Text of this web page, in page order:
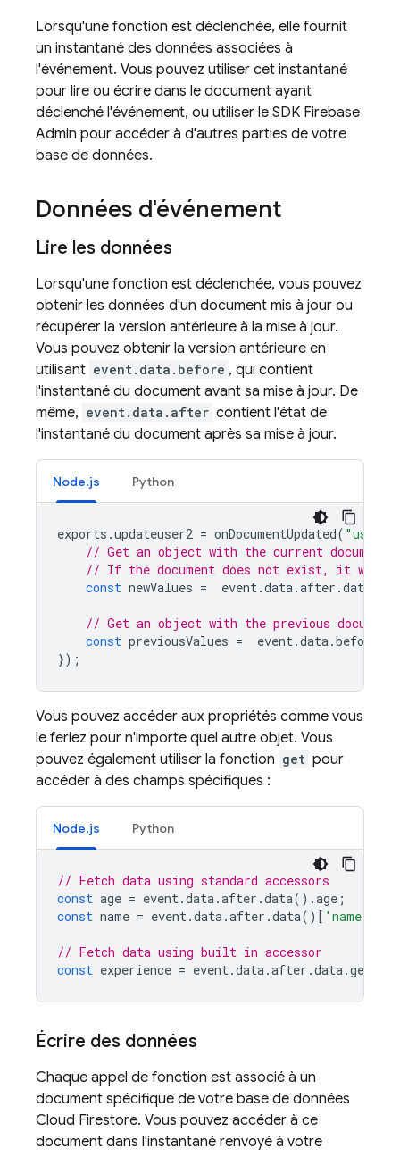
Lorsqu'une fonction est déclenchée, elle fournit
un instantané des données associées à
l'événement. Vous pouvez utiliser cet instantané
pour lire ou écrire dans le document ayant
déclenché l'événement, ou utiliser le SDK Firebase
Admin pour accéder à d'autres parties de votre
base de données.
Données d'événement
Lire les données
Lorsqu'une fonction est déclenchée, vous pouvez
obtenir les données d'un document mis à jour ou
récupérer la version antérieure à la mise à jour.
Vous pouvez obtenir la version antérieure en
utilisant event.data.before , qui contient
l'instantané du document avant sa mise à jour. De
même, event.data.after contient l'état de
l'instantané du document après sa mise à jour.
Node.js Python
exports .updateuser2 = onDocumentUpdated(
// Get an object with the current document
// If the document does not exist, it was
const newValues = event.data.after .data
// Get an object with the previous document
const previousValues = event.data.before
});
Vous pouvez accéder aux propriétés comme vous
le feriez pour n'importe quel autre objet. Vous
pouvez également utiliser la fonction get pour
accéder à des champs spécifiques :
Node.js Python
// Fetch data using standard accessors
const age = event.data.after .data().age ;
const name = event.data.after .data()[ 'name'
// Fetch data using built in accessor
const experience = event.data.after .data.get
Écrire des données
Chaque appel de fonction est associé à un
document spécifique de votre base de données
Cloud Firestore. Vous pouvez accéder à ce
document dans l'instantané renvoyé à votre